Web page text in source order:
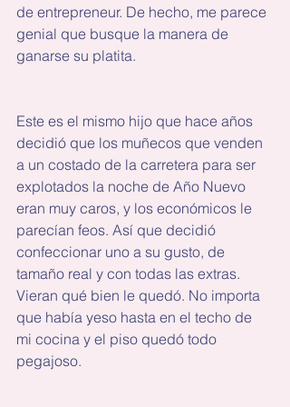
de entrepreneur. De hecho, me parece
genial que busque la manera de
ganarse su platita.
Este es el mismo hijo que hace años
decidió que los muñecos que venden
a un costado de la carretera para ser
explotados la noche de Año Nuevo
eran muy caros, y los económicos le
parecían feos. Así que decidió
confeccionar uno a su gusto, de
tamaño real y con todas las extras.
Vieran qué bien le quedó. No importa
que había yeso hasta en el techo de
mi cocina y el piso quedó todo
pegajoso.